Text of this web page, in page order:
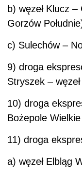
b) węzeł Klucz
Gorzów
c) Sulechów –
9) droga
Stryszek – węzeł
10) droga
Bożepole
11) droga
a) węzeł Elbląg